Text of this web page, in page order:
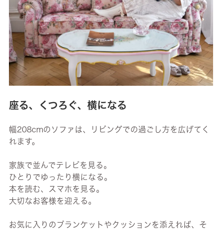
座る、くつろぐ、横になる
幅208cmのソファは、リビングでの過ごし方を広げてく
れます。
家族で並んでテレビを見る。
ひとりでゆったり横になる。
本を読む、スマホを見る。
大切なお客様を迎える。
お気に入りのブランケットやクッションを添えれば、そ